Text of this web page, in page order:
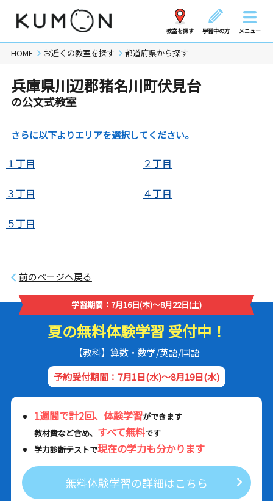
教室を探す 学習中の方 メニュー
HOME お近くの教室を探す 都道府県から探す
兵庫県川辺郡猪名川町伏見台
の公文式教室
さらに以下よりエリアを選択してください。
１丁目 ２丁目
３丁目 ４丁目
５丁目
前のページへ戻る
学習期間：7月16日(木)～8月22日(土)
夏の無料体験学習 受付中！
【教科】算数・数学/英語/国語
予約受付期間：7月1日(水)～8月19日(水)
1週間で計2回、体験学習ができます
教材費など含め、 すべて無料です
学力診断テストで現在の学力も分かります
無料体験学習の詳細はこちら